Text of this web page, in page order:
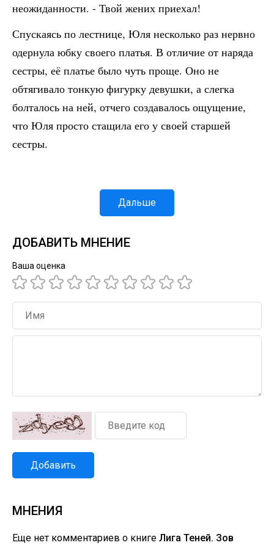
неожиданности. - Твой жених приехал!
Спускаясь по лестнице, Юля несколько раз нервно
одернула юбку своего платья. В отличие от наряда
сестры, её платье было чуть проще. Оно не
обтягивало тонкую фигурку девушки, а слегка
болталось на ней, отчего создавалось ощущение,
что Юля просто стащила его у своей старшей
сестры.
Дальше
ДОБАВИТЬ МНЕНИЕ
Ваша оценка
Добавить
МНЕНИЯ
Еще нет комментариев о книге Лига Теней. Зов